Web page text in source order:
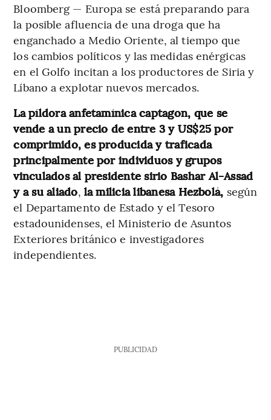
Bloomberg — Europa se está preparando para
la posible afluencia de una droga que ha
enganchado a Medio Oriente, al tiempo que
los cambios políticos y las medidas enérgicas
en el Golfo incitan a los productores de Siria y
Líbano a explotar nuevos mercados.
La píldora anfetamínica captagon, que se
vende a un precio de entre 3 y US$25 por
comprimido, es producida y traficada
principalmente por individuos y grupos
vinculados al presidente sirio Bashar Al-Assad
y a su aliado, la milicia libanesa Hezbolá, según
el Departamento de Estado y el Tesoro
estadounidenses, el Ministerio de Asuntos
Exteriores británico e investigadores
independientes.
PUBLICIDAD